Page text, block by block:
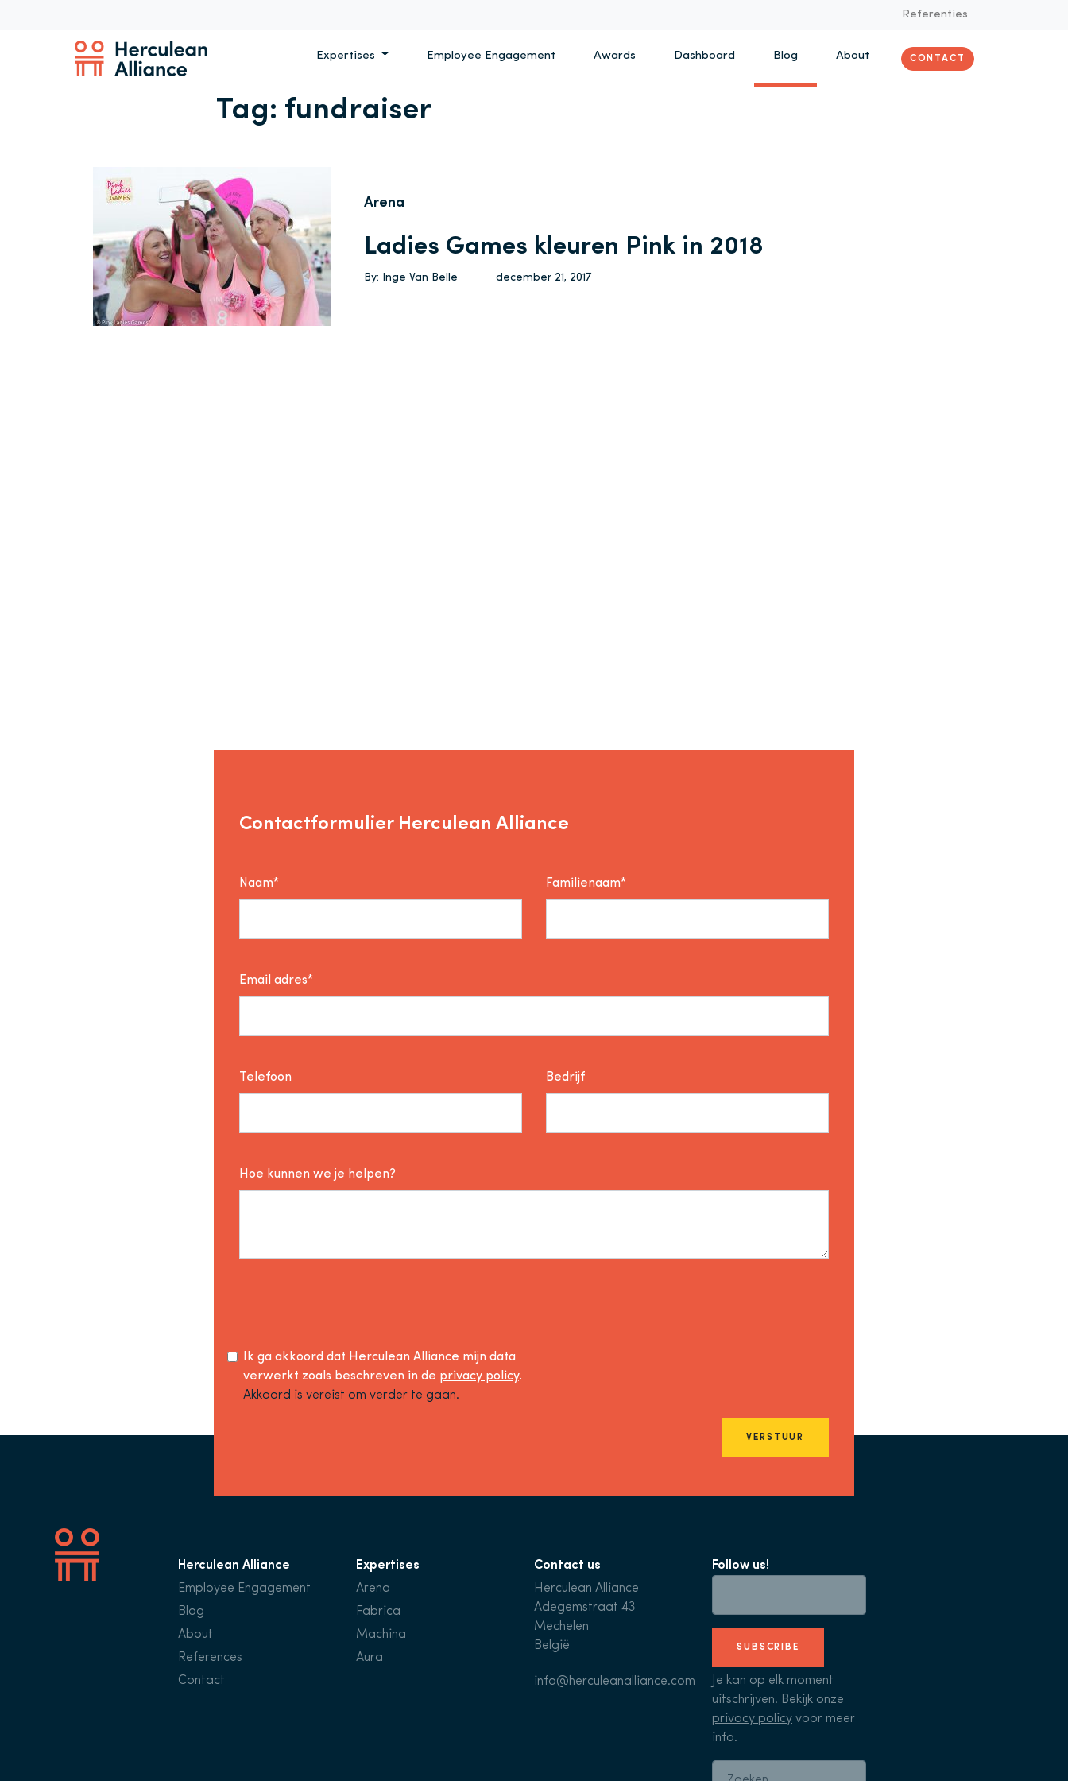
Referenties
Expertises Employee Engagement Awards Dashboard Blog About CONTACT
Tag: fundraiser
Arena
Ladies Games kleuren Pink in 2018
By: Inge Van Belle december 21, 2017
Contactformulier Herculean Alliance
Naam* Familienaam*
Email adres*
Telefoon Bedrijf
Hoe kunnen we je helpen?
Ik ga akkoord dat Herculean Alliance mijn data
verwerkt zoals beschreven in de privacy policy.
Akkoord is vereist om verder te gaan.
VERSTUUR
Herculean Alliance
Employee Engagement
Blog
About
References
Contact
Expertises
Arena
Fabrica
Machina
Aura
Contact us
Herculean Alliance
Adegemstraat 43
Mechelen
België
info@herculeanalliance.com
Follow us!
SUBSCRIBE
Je kan op elk moment
uitschrijven. Bekijk onze
privacy policy voor meer
info.